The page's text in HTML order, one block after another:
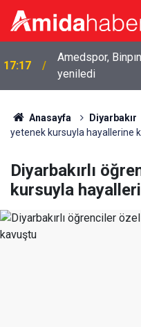
Amedspor,
yeniledi
16:45
Hakkari’de
uyarı
Anasayfa Diyarbakır
yetenek kursuyla hayallerine
Diyarbakırlı
kursuyla